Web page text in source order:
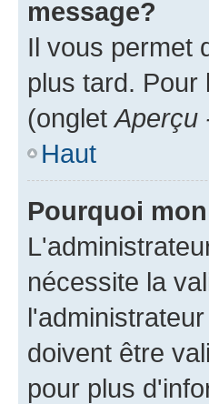
message?
Il vous permet
plus tard. Pour
(ongletAperçu
Haut
Pourquoi
nécessite la
doivent être
pour plus